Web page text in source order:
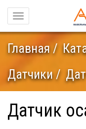
Навигация
Главная
Датчики
Датчик